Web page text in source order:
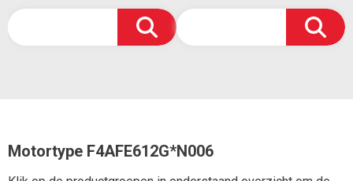
Motortype F4AFE612G*N006